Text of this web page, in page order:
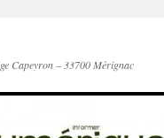
Capeyron – 33700 Mérignac